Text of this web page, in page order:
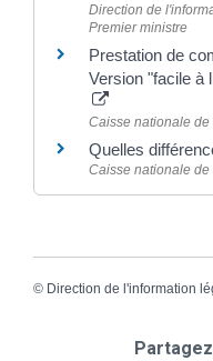
Direction de
Premier ministre
Prestation de
Version "facile à
Caisse nationale
Quelles
Caisse nationale
© Direction de l'information